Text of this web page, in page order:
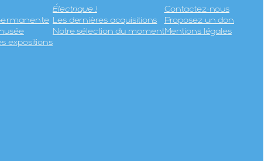
expositions
Électrique !
Les dernières acquisitions
Notre sélection du moment
Contactez-nous
Proposez un don
Mentions légales